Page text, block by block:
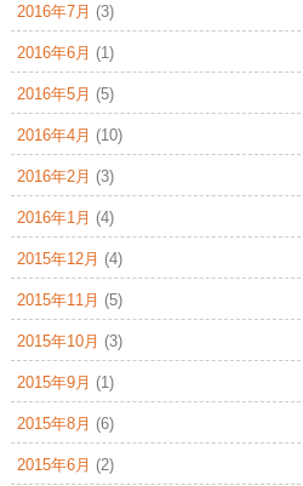
2016年7月 (3)
2016年6月 (1)
2016年5月 (5)
2016年4月 (10)
2016年2月 (3)
2016年1月 (4)
2015年12月 (4)
2015年11月 (5)
2015年10月 (3)
2015年9月 (1)
2015年8月 (6)
2015年6月 (2)